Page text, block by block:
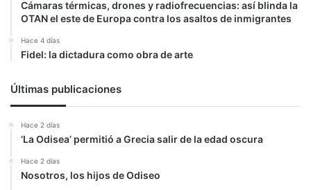
Cámaras térmicas, drones y radiofrecuencias: así blinda la
OTAN el este de Europa contra los asaltos de inmigrantes
Hace 4 días
Fidel: la dictadura como obra de arte
Últimas publicaciones
Hace 2 días
‘La Odisea’ permitió a Grecia salir de la edad oscura
Hace 2 días
Nosotros, los hijos de Odiseo